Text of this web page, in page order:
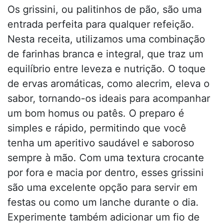
Os grissini, ou palitinhos de pão, são uma
entrada perfeita para qualquer refeição.
Nesta receita, utilizamos uma combinação
de farinhas branca e integral, que traz um
equilíbrio entre leveza e nutrição. O toque
de ervas aromáticas, como alecrim, eleva o
sabor, tornando-os ideais para acompanhar
um bom homus ou patês. O preparo é
simples e rápido, permitindo que você
tenha um aperitivo saudável e saboroso
sempre à mão. Com uma textura crocante
por fora e macia por dentro, esses grissini
são uma excelente opção para servir em
festas ou como um lanche durante o dia.
Experimente também adicionar um fio de